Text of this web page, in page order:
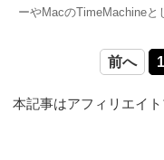
ーやMacのTimeMachineと
前へ 1
本記事はアフィリエイ